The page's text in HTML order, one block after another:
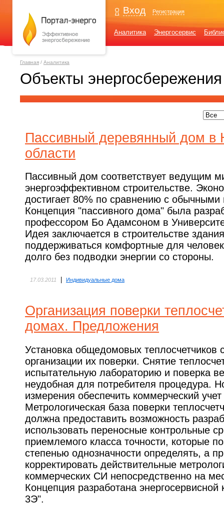
Вход Регистрация
Аналитика Энергосервис
Главная / Аналитика
Объекты энергосбережения
Пассивный деревянный дом в
области
Пассивный дом соответствует ведущим
энергоэффективном строительстве.
достигает 80% по сравнению с
Концепция "пассивного дома" была
профессором Бо Адамсоном в
Идея заключается в строительстве
поддерживаться комфортные для
долго без подводки энергии со стороны.
17.03.2011 Индивидуальные дома
Организация поверки
домах. Предложения
Установка общедомовых теплосчетчиков
организации их поверки. Снятие
испытательную лабораторию и поверка
неудобная для потребителя процедура.
измерения обеспечить коммерческий
Метрологическая база поверки
должна предоставить возможность
использовать переносные контрольные
приемлемого класса точности, которые
степенью однозначности определять, а
корректировать действительные
коммерческих СИ непосредственно на
Концепция разработана
3Э".